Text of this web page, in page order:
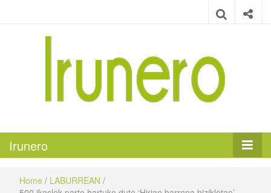
Irunero
Home / LABURREAN /